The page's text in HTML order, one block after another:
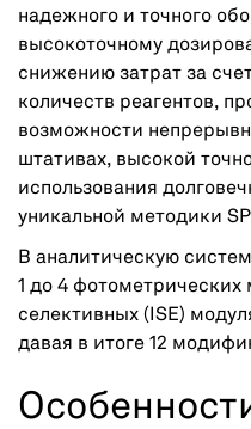
надежного и точного
высокоточному
снижению затрат за
количеств реагентов,
возможности
штативах, высокой
использования
уникальной методики
В аналитическую
1 до 4 фотометрических
селективных (ISE)
давая в итоге 12